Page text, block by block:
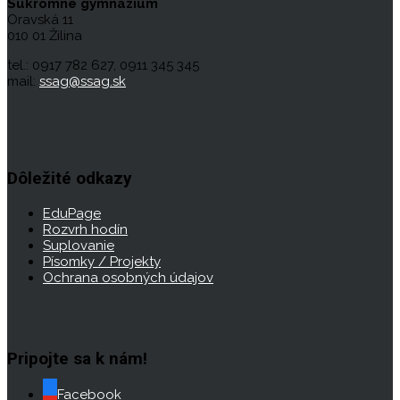
Súkromné gymnázium
Oravská 11
010 01 Žilina
tel.: 0917 782 627, 0911 345 345
mail: ssag@ssag.sk
Dôležité odkazy
EduPage
Rozvrh hodín
Suplovanie
Písomky / Projekty
Ochrana osobných údajov
Pripojte sa k nám!
Facebook